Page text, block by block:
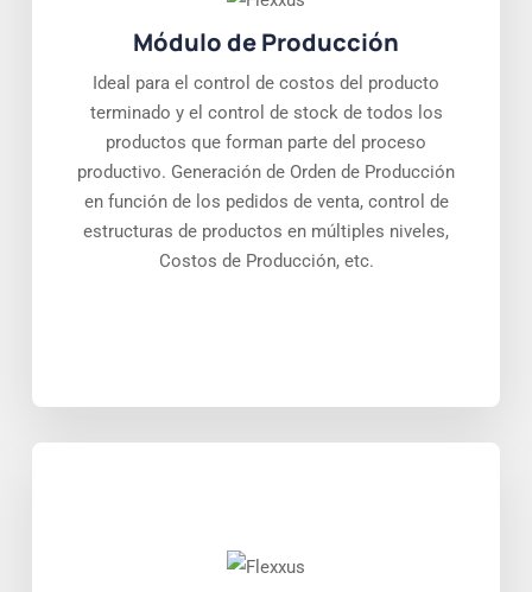
Módulo de Producción
Ideal para el control de costos del producto
terminado y el control de stock de todos los
productos que forman parte del proceso
productivo. Generación de Orden de Producción
en función de los pedidos de venta, control de
estructuras de productos en múltiples niveles,
Costos de Producción, etc.